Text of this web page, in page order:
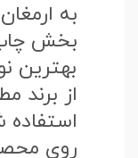
به
بخش
از برند
روی